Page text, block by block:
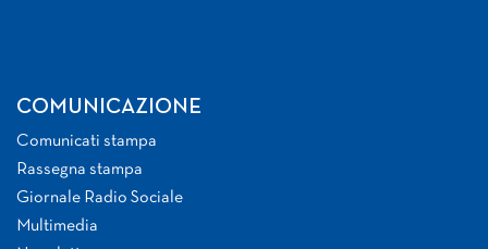
COMUNICAZIONE
Comunicati stampa
Rassegna stampa
Giornale Radio Sociale
Multimedia